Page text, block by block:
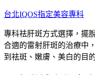
跳
主
要
內
台北IQOS指定美容專科
專科祛肝斑方式選擇，擺
合適的雷射肝斑的治療中
到祛斑、嫩膚、美白的目